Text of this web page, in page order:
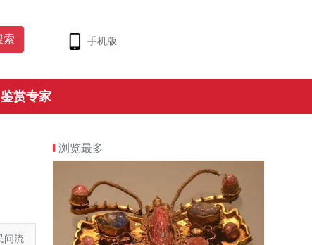
手机版
鉴赏专家
间流
浏览最多